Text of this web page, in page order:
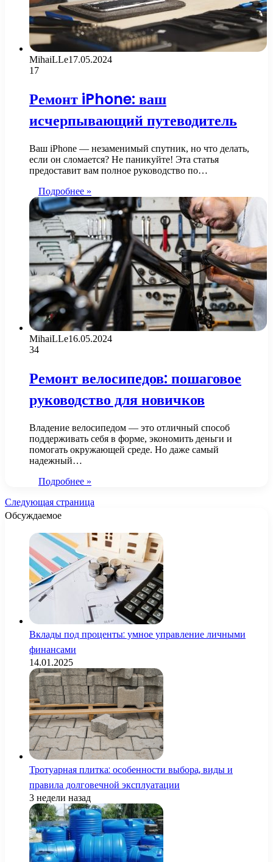
MihaiLLe17.05.2024
17
Ремонт iPhone: ваш
исчерпывающий путеводитель
Ваш iPhone — незаменимый спутник, но что делать,
если он сломается? Не паникуйте! Эта статья
предоставит вам полное руководство по…
Подробнее »
MihaiLLe16.05.2024
34
Ремонт велосипедов: пошаговое
руководство для новичков
Владение велосипедом — это отличный способ
поддерживать себя в форме, экономить деньги и
помогать окружающей среде. Но даже самый
надежный…
Подробнее »
Следующая страница
Обсуждаемое
Вклады под проценты: умное управление личными
финансами
14.01.2025
Тротуарная плитка: особенности выбора, виды и
правила долговечной эксплуатации
3 недели назад